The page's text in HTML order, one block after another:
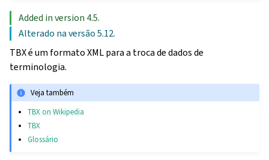
Added in version 4.5.
Alterado na versão 5.12.
TBX é um formato XML para a troca de dados de
terminologia.
Veja também
TBX on Wikipedia
TBX
Glossário